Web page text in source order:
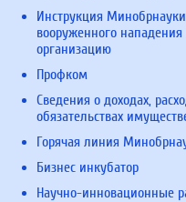
Инструкция
вооруженного
организацию
Профком
Сведения о доходах,
обязательствах
Горячая линия
Бизнес инкубатор
Научно-инновационные